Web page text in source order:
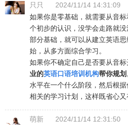
只只
2024/11/14 14:31:09
如果你是零基础，就需要从音
个初步的认识，没学会走路就
部分基础，就可以从建立英语
始，从多方面综合学习。
如果你不确定自己是否要从音标
业的英语口语培训机构帮你规划
水平在一个什么阶段，然后根
相关的学习计划，这样既省心又
萌新
2024/11/14 12:31:50